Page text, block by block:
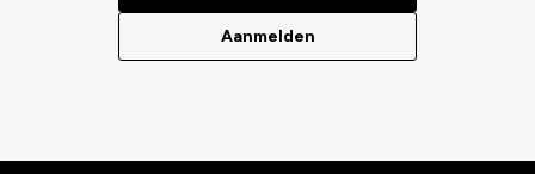
Aanmelden